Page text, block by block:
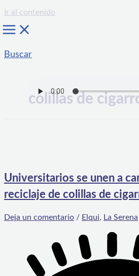
Ir al contenido
Buscar
colillas de
Universitarios se unen a
reciclaje de colillas de
Deja un comentario / Elqui, La Serena